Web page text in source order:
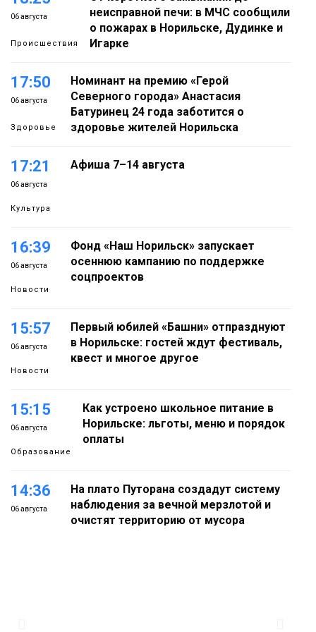
06 августа
Происшествия
неисправной печи: в МЧС сообщили
о пожарах в Норильске, Дудинке и
Игарке
17:50
06 августа
Здоровье
Номинант на премию «Герой
Северного города» Анастасия
Батуринец 24 года заботится о
здоровье жителей Норильска
17:21
06 августа
Культура
Афиша 7–14 августа
16:39
06 августа
Новости
Фонд «Наш Норильск» запускает
осеннюю кампанию по поддержке
соцпроектов
15:57
06 августа
Новости
Первый юбилей «Башни» отпразднуют
в Норильске: гостей ждут фестиваль,
квест и многое другое
15:15
06 августа
Образование
Как устроено школьное питание в
Норильске: льготы, меню и порядок
оплаты
14:36
06 августа
На плато Путорана создадут систему
наблюдения за вечной мерзлотой и
очистят территорию от мусора